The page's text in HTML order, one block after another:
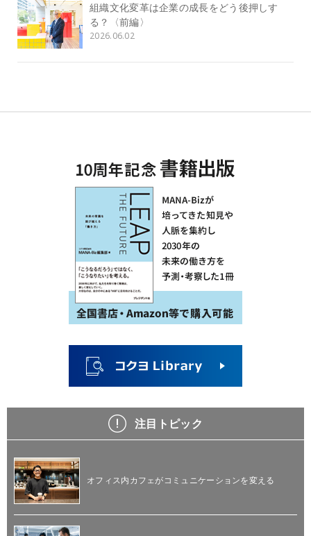
組織文化変革は企業の成長をどう後押しす
る？〈前編〉
2026.06.02
注目トピック
オフィス内カフェがコミュニケーションを変える